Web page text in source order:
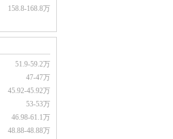
158.8-168.8万
51.9-59.2万
47-47万
45.92-45.92万
53-53万
46.98-61.1万
48.88-48.88万